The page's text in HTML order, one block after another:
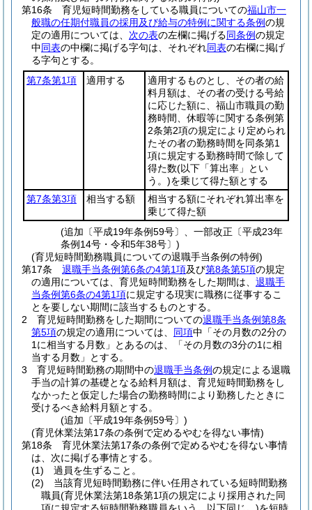
第16条
育児短時間勤務をしている職員についての福山市一
般職の任期付職員の採用及び給与の特例に関する条例の規
定の適用については、 次の表の左欄に掲げる同条例の規定
中同表の中欄に掲げる字句は、それぞれ同表の右欄に掲げ
る字句とする。
第7条第1項
適用する
適用するものとし、その者の給
料月額は、その者の受ける号給
に応じた額に、福山市職員の勤
務時間、休暇等に関する条例第
2条第2項の規定により定められ
たその者の勤務時間を同条第1
項に規定する勤務時間で除して
得た数(以下「算出率」とい
う。)を乗じて得た額とする
第7条第3項
相当する額
相当する額にそれぞれ算出率を
乗じて得た額
(追加〔平成19年条例59号〕、一部改正〔平成23年
条例14号・令和5年38号〕)
(育児短時間勤務職員についての退職手当条例の特例)
第17条
退職手当条例第6条の4第1項及び第8条第5項の規定
の適用については、育児短時間勤務をした期間は、 退職手
当条例第6条の4第1項に規定する現実に職務に従事するこ
とを要しない期間に該当するものとする。
2
育児短時間勤務をした期間についての退職手当条例第8条
第5項の規定の適用については、 同項中「その月数の2分の
1に相当する月数」とあるのは、「その月数の3分の1に相
当する月数」とする。
3
育児短時間勤務の期間中の退職手当条例の規定による退職
手当の計算の基礎となる給料月額は、育児短時間勤務をし
なかったと仮定した場合の勤務時間により勤務したときに
受けるべき給料月額とする。
(追加〔平成19年条例59号〕)
(育児休業法第17条の条例で定めるやむを得ない事情)
第18条
育児休業法第17条の条例で定めるやむを得ない事情
は、次に掲げる事情とする。
(1)
過員を生ずること。
(2)
当該育児短時間勤務に伴い任用されている短時間勤務
職員(育児休業法第18条第1項の規定により採用された同